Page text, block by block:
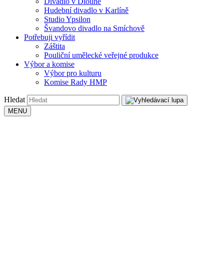
Hudební divadlo v Karlíně
Studio Ypsilon
Švandovo divadlo na Smíchově
Potřebuji vyřídit
Záštita
Pouliční umělecké veřejné produkce
Výbor a komise
Výbor pro kulturu
Komise Rady HMP
Hledat
MENU